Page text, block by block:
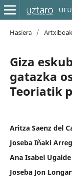
Hasiera / Artxiboak
Giza
gatazka
Teoriatik
Aritza Saenz del
Joseba Iñaki
Ana Isabel
Joseba Jon